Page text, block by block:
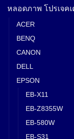
หลอดภาพ โปรเจคเ
ACER
BENQ
CANON
DELL
EPSON
EB-X11
EB-Z8355W
EB-580W
EB-S31